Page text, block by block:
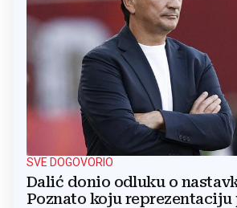
SVE DOGOVORIO
Dalić donio odluku o
Poznato koju reprezentaciju